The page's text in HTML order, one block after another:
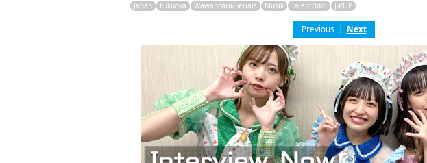
Japan Fukuoka Wawancara/Serials Musik Talent/Idol J-POP
Previous | Next